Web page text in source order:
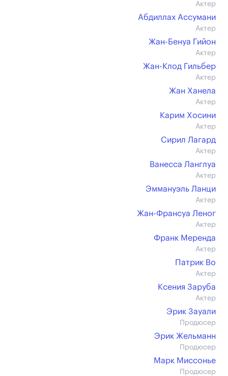
Актер
Абдиллах Ассумани
Актер
Жан-Бенуа Гийон
Актер
Жан-Клод Гильбер
Актер
Жан Ханела
Актер
Карим Хосини
Актер
Сирил Лагард
Актер
Ванесса Ланглуа
Актер
Эммануэль Ланци
Актер
Жан-Франсуа Леног
Актер
Франк Меренда
Актер
Патрик Во
Актер
Ксения Заруба
Актер
Эрик Зауали
Продюсер
Эрик Жельманн
Продюсер
Марк Миссонье
Продюсер